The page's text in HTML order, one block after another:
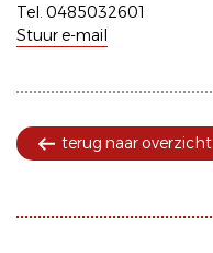
Tel. 0485032601
Stuur e-mail
terug naar overzicht